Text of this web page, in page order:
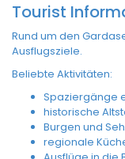
Tourist
Rund um den
Ausflugsziele.
Beliebte Aktivitäten:
Spaziergänge
historische
Burgen und
regionale